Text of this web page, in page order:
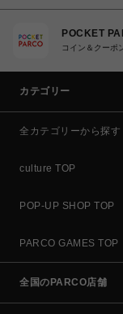
POCKET
コイン＆クーポ
カテゴリー
全カテゴリーから探す
culture TOP
POP-UP SHOP TOP
PARCO GAMES TOP
全国のPARCO店舗